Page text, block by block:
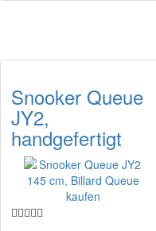
Snooker Queue
JY2,
handgefertigt